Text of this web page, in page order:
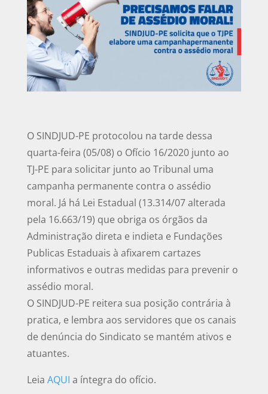
O SINDJUD-PE protocolou na tarde dessa
quarta-feira (05/08) o Ofício 16/2020 junto ao
TJ-PE para solicitar junto ao Tribunal uma
campanha permanente contra o assédio
moral. Já há Lei Estadual (13.314/07 alterada
pela 16.663/19) que obriga os órgãos da
Administração direta e indieta e Fundações
Publicas Estaduais à afixarem cartazes
informativos e outras medidas para prevenir o
assédio moral.
O SINDJUD-PE reitera sua posição contrária à
pratica, e lembra aos servidores que os canais
de denúncia do Sindicato se mantém ativos e
atuantes.
Leia AQUI a íntegra do ofício.